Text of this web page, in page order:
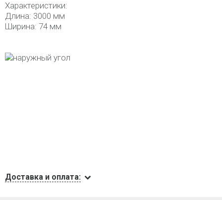
Характеристики:
Длина: 3000 мм
Ширина: 74 мм
Доставка и оплата: